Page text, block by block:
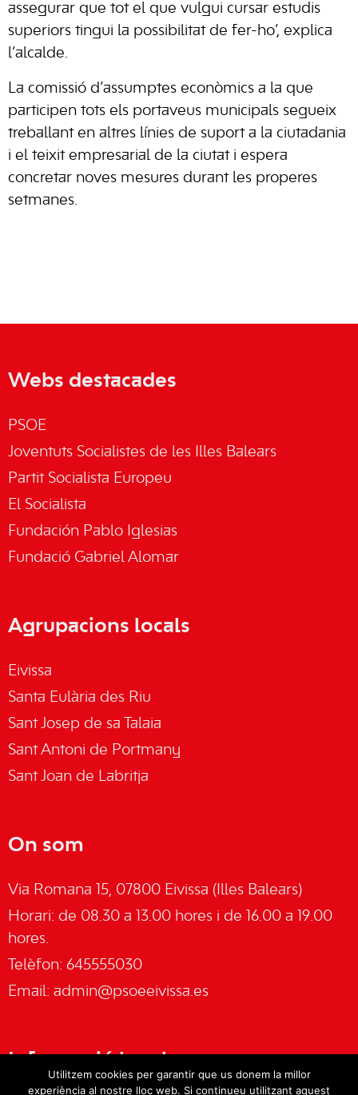
assegurar que tot el que vulgui cursar estudis
superiors tingui la possibilitat de fer-ho’, explica
l’alcalde.
La comissió d’assumptes econòmics a la que
participen tots els portaveus municipals segueix
treballant en altres línies de suport a la ciutadania
i el teixit empresarial de la ciutat i espera
concretar noves mesures durant les properes
setmanes.
Webs destacades
PSOE
Joventuts Socialistes de les Illes Balears
Partit Socialista Europeu
El Socialista
Fundación Pablo Iglesias
Fundació Gabriel Alomar
Agrupacions locals
Eivissa
Santa Eulària des Riu
Sant Josep de sa Talaia
Sant Antoni de Portmany
Sant Joan de Labritja
On som
Via Romana 15, 07800 Eivissa (Illes Balears)
Horari: de 08.30 a 13.00 hores i de 16.00 a 19.00
hores.
Telèfon: 645555030
Email: admin@psoeeivissa.es
Informació legal
Utilitzem cookies per garantir que us donem la millor
experiència al nostre lloc web. Si continueu utilitzant aquest